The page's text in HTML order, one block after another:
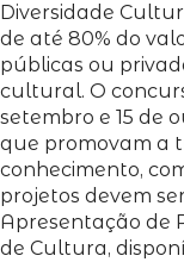
Diversidade
de até 80% do
públicas ou
cultural. O
setembro e 15 de
que promovam a
conhecimento,
projetos devem
Apresentação de
de Cultura,